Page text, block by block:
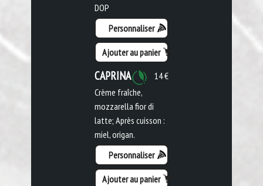
DOP
Personnaliser
Ajouter au panier
14 €
CAPRINA
Crème fraîche,
mozzarella fior di
latte; Après cuisson :
miel, origan.
Personnaliser
Ajouter au panier